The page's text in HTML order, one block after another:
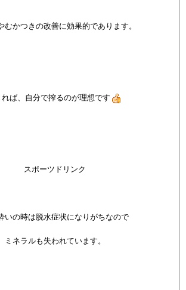
むかつきの改善に効果的であります。
れば、自分で搾るのが理想です
スポーツドリンク
いの時は脱水症状になりがちなので
ミネラルも失われています。